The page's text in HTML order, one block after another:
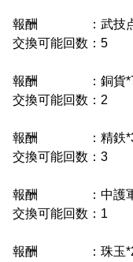
報酬 ：武技点
交換可能回数：5
報酬 ：銅貨
交換可能回数：2
報酬 ：精鉄
交換可能回数：3
報酬 ：中護
交換可能回数：1
報酬 ：珠玉